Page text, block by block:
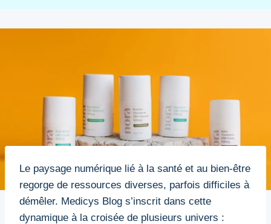
Le paysage numérique lié à la santé et au bien-être
regorge de ressources diverses, parfois difficiles à
démêler. Medicys Blog s’inscrit dans cette
dynamique à la croisée de plusieurs univers :